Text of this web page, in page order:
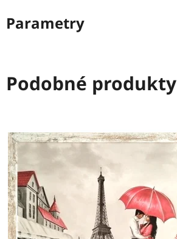
Parametry
Podobné produkty